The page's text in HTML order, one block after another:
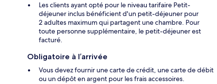
Les clients ayant opté pour le niveau tarifaire Petit-
déjeuner inclus bénéficient d'un petit-déjeuner pour
2 adultes maximum qui partagent une chambre. Pour
toute personne supplémentaire, le petit-déjeuner est
facturé.
Obligatoire à l’arrivée
Vous devez fournir une carte de crédit, une carte de débit
ou un dépôt en argent pour les frais accessoires.